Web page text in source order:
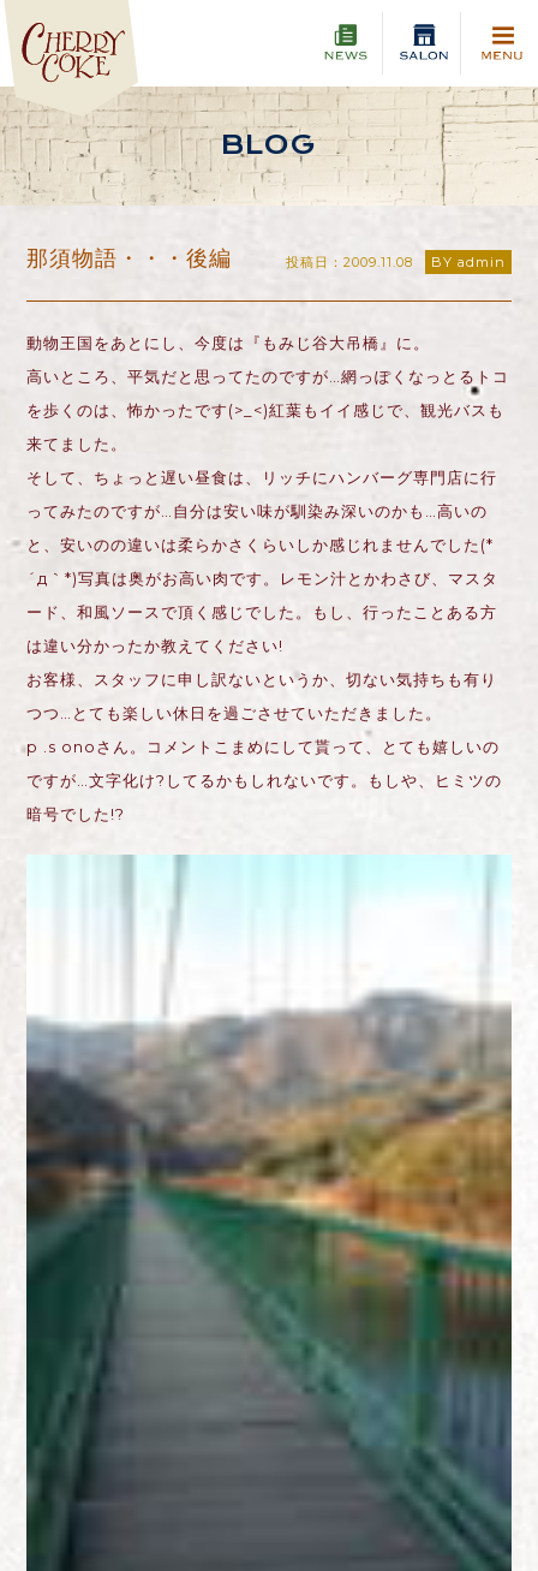
BLOG
那須物語・・・後編 投稿日：2009.11.08 BY admin
動物王国をあとにし、今度は『もみじ谷大吊橋』に。
高いところ、平気だと思ってたのですが…網っぽくなっとるトコ
を歩くのは、怖かったです(>_<)紅葉もイイ感じで、観光バスも
来てました。
そして、ちょっと遅い昼食は、リッチにハンバーグ専門店に行
ってみたのですが…自分は安い味が馴染み深いのかも…高いの
と、安いのの違いは柔らかさくらいしか感じれませんでした(*
´д｀*)写真は奥がお高い肉です。レモン汁とかわさび、マスタ
ード、和風ソースで頂く感じでした。もし、行ったことある方
は違い分かったか教えてください!
お客様、スタッフに申し訳ないというか、切ない気持ちも有り
つつ…とても楽しい休日を過ごさせていただきました。
p .s onoさん。コメントこまめにして貰って、とても嬉しいの
ですが…文字化け?してるかもしれないです。もしや、ヒミツの
暗号でした!?